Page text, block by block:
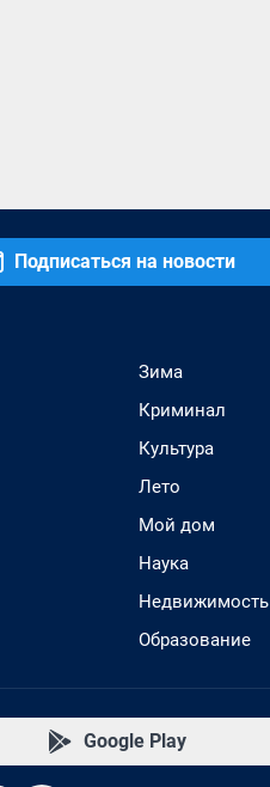
Подписаться на новости
Зима
Криминал
Культура
Лето
Мой дом
Наука
Недвижимость
Образование
Google Play